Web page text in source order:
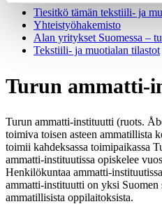
Tiesitkö tämän tekstiili- ja
Yhteistyö­hakemisto
Alan yritykset Suomessa –
Tekstiili- ja muotialan tilastot
Turun ammatti-
Turun ammatti-instituutti (ruots.
toimiva toisen asteen ammatillista
toimii kahdeksassa toimipaikassa
ammatti-instituutissa opiskelee
Henkilökuntaa ammatti-
ammatti-instituutti on yksi Suomen
ammatillisista oppilaitoksista.